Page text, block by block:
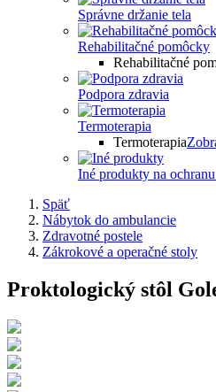
Správne držanie tela
Rehabilitačné pomôcky
Rehabilitačné
Podpora zdravia
Termoterapia
Termoterapia
Iné produkty na
Späť
Nábytok do ambulancie
Zdravotné postele
Zákrokové a operačné stoly
Proktologický stôl